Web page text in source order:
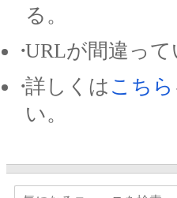
る。
URLが間違って
詳しくは こちら
い。